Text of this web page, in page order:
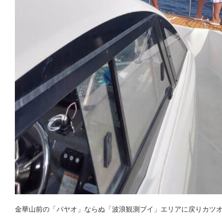
金華山前の「パヤオ」ならぬ「波浪観測ブイ」エリアに戻りカツ